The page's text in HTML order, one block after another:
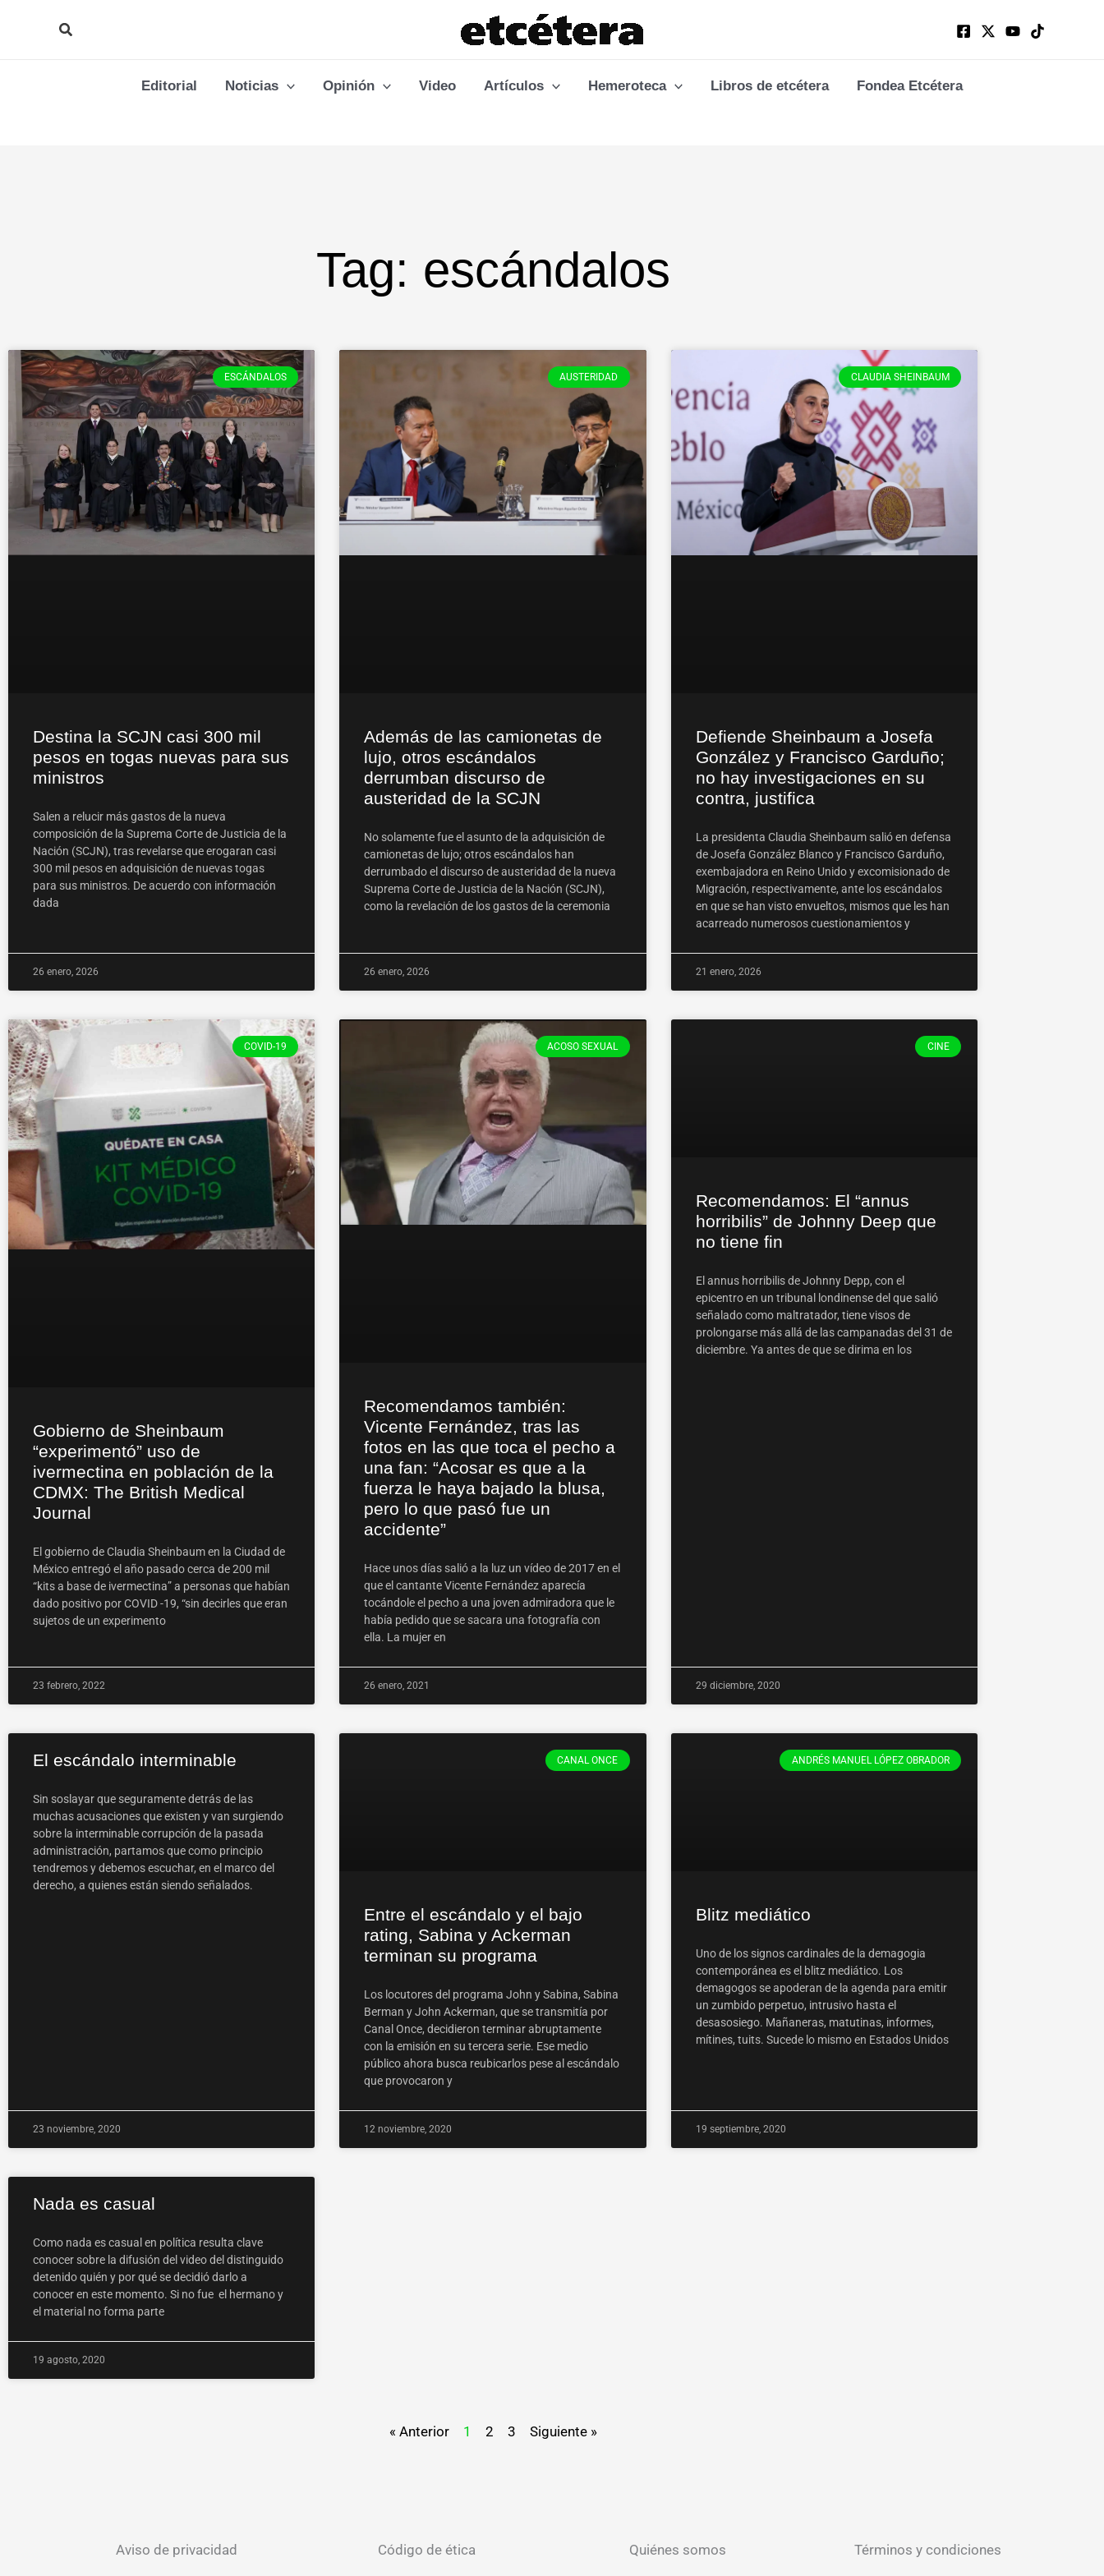
Buscar
Editorial Noticias Opinión Video Artículos Hemeroteca Libros de etcétera Fondea Etcétera
Tag: escándalos
ESCÁNDALOS
Destina la SCJN casi 300 mil
pesos en togas nuevas para sus
ministros
Salen a relucir más gastos de la nueva
composición de la Suprema Corte de Justicia de la
Nación (SCJN), tras revelarse que erogaran casi
300 mil pesos en adquisición de nuevas togas
para sus ministros. De acuerdo con información
dada
26 enero, 2026
AUSTERIDAD
Además de las camionetas de
lujo, otros escándalos
derrumban discurso de
austeridad de la SCJN
No solamente fue el asunto de la adquisición de
camionetas de lujo; otros escándalos han
derrumbado el discurso de austeridad de la nueva
Suprema Corte de Justicia de la Nación (SCJN),
como la revelación de los gastos de la ceremonia
26 enero, 2026
CLAUDIA SHEINBAUM
Defiende Sheinbaum a Josefa
González y Francisco Garduño;
no hay investigaciones en su
contra, justifica
La presidenta Claudia Sheinbaum salió en defensa
de Josefa González Blanco y Francisco Garduño,
exembajadora en Reino Unido y excomisionado de
Migración, respectivamente, ante los escándalos
en que se han visto envueltos, mismos que les han
acarreado numerosos cuestionamientos y
21 enero, 2026
COVID-19
Gobierno de Sheinbaum
“experimentó” uso de
ivermectina en población de la
CDMX: The British Medical
Journal
El gobierno de Claudia Sheinbaum en la Ciudad de
México entregó el año pasado cerca de 200 mil
“kits a base de ivermectina” a personas que habían
dado positivo por COVID -19, “sin decirles que eran
sujetos de un experimento
23 febrero, 2022
ACOSO SEXUAL
Recomendamos también:
Vicente Fernández, tras las
fotos en las que toca el pecho a
una fan: “Acosar es que a la
fuerza le haya bajado la blusa,
pero lo que pasó fue un
accidente”
Hace unos días salió a la luz un vídeo de 2017 en el
que el cantante Vicente Fernández aparecía
tocándole el pecho a una joven admiradora que le
había pedido que se sacara una fotografía con
ella. La mujer en
26 enero, 2021
CINE
Recomendamos: El “annus
horribilis” de Johnny Deep que
no tiene fin
El annus horribilis de Johnny Depp, con el
epicentro en un tribunal londinense del que salió
señalado como maltratador, tiene visos de
prolongarse más allá de las campanadas del 31 de
diciembre. Ya antes de que se dirima en los
29 diciembre, 2020
El escándalo interminable
Sin soslayar que seguramente detrás de las
muchas acusaciones que existen y van surgiendo
sobre la interminable corrupción de la pasada
administración, partamos que como principio
tendremos y debemos escuchar, en el marco del
derecho, a quienes están siendo señalados.
23 noviembre, 2020
CANAL ONCE
Entre el escándalo y el bajo
rating, Sabina y Ackerman
terminan su programa
Los locutores del programa John y Sabina, Sabina
Berman y John Ackerman, que se transmitía por
Canal Once, decidieron terminar abruptamente
con la emisión en su tercera serie. Ese medio
público ahora busca reubicarlos pese al escándalo
que provocaron y
12 noviembre, 2020
ANDRÉS MANUEL LÓPEZ OBRADOR
Blitz mediático
Uno de los signos cardinales de la demagogia
contemporánea es el blitz mediático. Los
demagogos se apoderan de la agenda para emitir
un zumbido perpetuo, intrusivo hasta el
desasosiego. Mañaneras, matutinas, informes,
mítines, tuits. Sucede lo mismo en Estados Unidos
19 septiembre, 2020
Nada es casual
Como nada es casual en política resulta clave
conocer sobre la difusión del video del distinguido
detenido quién y por qué se decidió darlo a
conocer en este momento. Si no fue el hermano y
el material no forma parte
19 agosto, 2020
« Anterior 1 2 3 Siguiente »
Aviso de privacidad Código de ética Quiénes somos Términos y condiciones